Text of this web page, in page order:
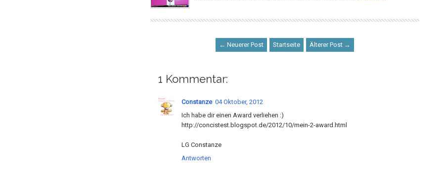
← Neuerer Post Startseite Älterer Post →
1 Kommentar:
Constanze 04 Oktober, 2012
Ich habe dir einen Award verliehen :)
http://concistest.blogspot.de/2012/10/mein-2-award.html
LG Constanze
Antworten